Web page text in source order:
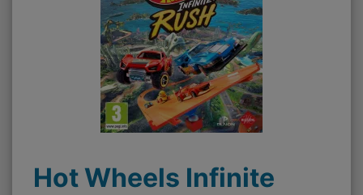
Hot Wheels Infinite